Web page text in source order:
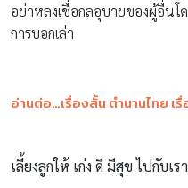
อย่าหลงเชื่อกลอุบายของผู้อื่นโด
การบอกเล่า
อ่านต่อ…เรื่องสั้น ตำนานไทย เ
เลี้ยงลูกให้ เก่ง ดี มีสุข ไปกับเ